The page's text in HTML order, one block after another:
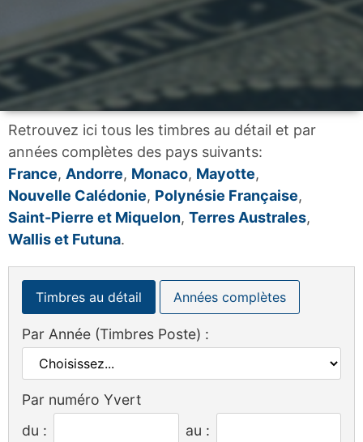
Retrouvez ici tous les timbres au détail et par
années complètes des pays suivants:
France, Andorre, Monaco, Mayotte,
Nouvelle Calédonie, Polynésie Française,
Saint-Pierre et Miquelon, Terres Australes,
Wallis et Futuna.
Timbres au détail Années complètes
Par Année (Timbres Poste) :
Par numéro Yvert
du :
au :